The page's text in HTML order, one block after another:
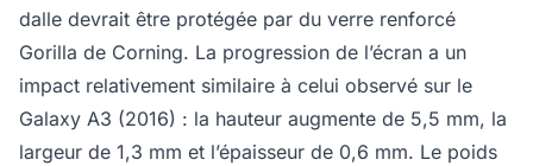
dalle devrait être protégée par du verre renforcé
Gorilla de Corning. La progression de l’écran a un
impact relativement similaire à celui observé sur le
Galaxy A3 (2016) : la hauteur augmente de 5,5 mm, la
largeur de 1,3 mm et l’épaisseur de 0,6 mm. Le poids